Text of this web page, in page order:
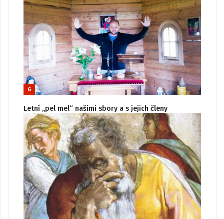
6
Letní „pel mel“ našimi sbory a s jejich členy